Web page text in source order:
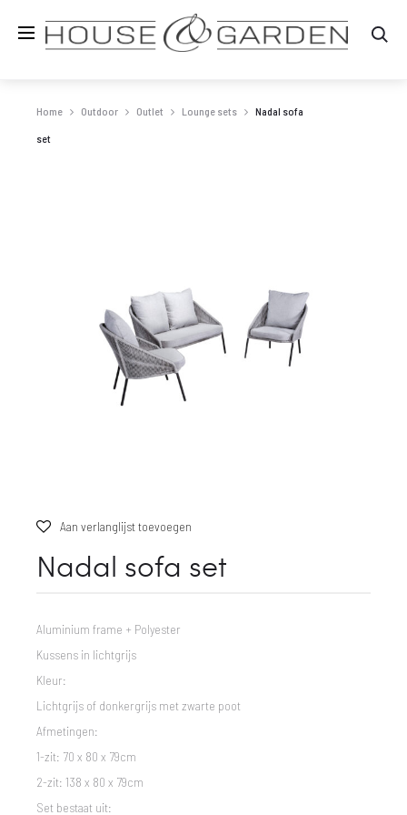
Home Outdoor Outlet Lounge sets Nadal sofa
set
Aan verlanglijst toevoegen
Nadal sofa set
Aluminium frame + Polyester
Kussens in lichtgrijs
Kleur:
Lichtgrijs of donkergrijs met zwarte poot
Afmetingen:
1-zit: 70 x 80 x 79cm
2-zit: 138 x 80 x 79cm
Set bestaat uit: